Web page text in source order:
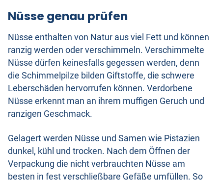
Nüsse genau prüfen
Nüsse enthalten von Natur aus viel Fett und können
ranzig werden oder verschimmeln. Verschimmelte
Nüsse dürfen keinesfalls gegessen werden, denn
die Schimmelpilze bilden Giftstoffe, die schwere
Leberschäden hervorrufen können. Verdorbene
Nüsse erkennt man an ihrem muffigen Geruch und
ranzigen Geschmack.
Gelagert werden Nüsse und Samen wie Pistazien
dunkel, kühl und trocken. Nach dem Öffnen der
Verpackung die nicht verbrauchten Nüsse am
besten in fest verschließbare Gefäße umfüllen. So